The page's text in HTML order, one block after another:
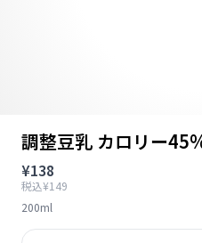
調整豆乳 カロリー
¥138
税込¥149
200ml